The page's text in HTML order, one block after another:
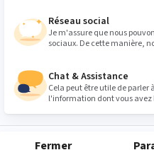
de Buerger
, qui affecte la
bras et les jambes.
en effet une
et provoque des picotements
neurologiques comme la
Ces différentes pathologies